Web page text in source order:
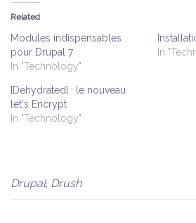
Related
Modules indispensables
pour Drupal 7
In "Technology"
In
[Dehydrated] : le nouveau
let's Encrypt
In "Technology"
Drupal, Drush